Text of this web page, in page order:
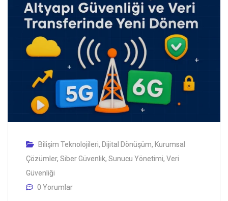
Bilişim Teknolojileri, Dijital Dönüşüm, Kurumsal
Çözümler, Siber Güvenlik, Sunucu Yönetimi, Veri
Güvenliği
0 Yorumlar